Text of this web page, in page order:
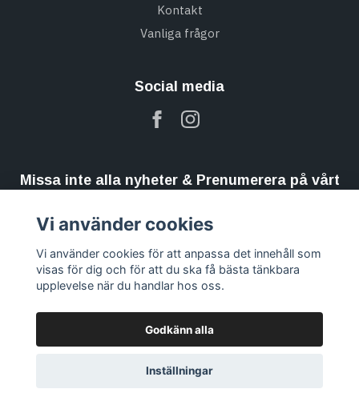
Kontakt
Vanliga frågor
Social media
Missa inte alla nyheter & Prenumerera på vårt
© 2026 Kristallthornet
Vi använder cookies
Vi använder cookies för att anpassa det innehåll som
visas för dig och för att du ska få bästa tänkbara
upplevelse när du handlar hos oss.
Godkänn alla
Inställningar